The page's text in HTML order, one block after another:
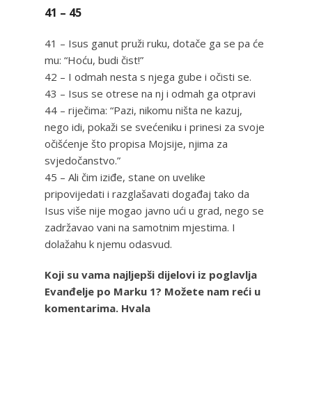
41 – 45
41 – Isus ganut pruži ruku, dotače ga se pa će
mu: “Hoću, budi čist!”
42 – I odmah nesta s njega gube i očisti se.
43 – Isus se otrese na nj i odmah ga otpravi
44 – riječima: “Pazi, nikomu ništa ne kazuj,
nego idi, pokaži se svećeniku i prinesi za svoje
očišćenje što propisa Mojsije, njima za
svjedočanstvo.”
45 – Ali čim iziđe, stane on uvelike
pripovijedati i razglašavati događaj tako da
Isus više nije mogao javno ući u grad, nego se
zadržavao vani na samotnim mjestima. I
dolažahu k njemu odasvud.
Koji su vama najljepši dijelovi iz poglavlja
Evanđelje po Marku 1? Možete nam reći u
komentarima. Hvala